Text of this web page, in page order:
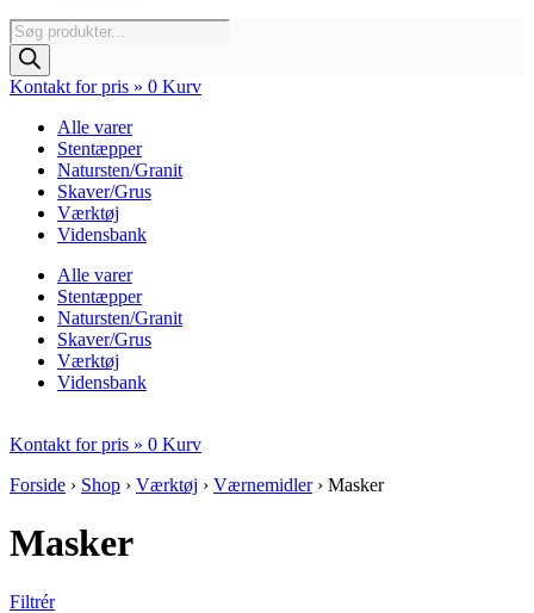
Products
search
Kontakt for pris » 0 Kurv
Alle varer
Stentæpper
Natursten/Granit
Skaver/Grus
Værktøj
Vidensbank
Alle varer
Stentæpper
Natursten/Granit
Skaver/Grus
Værktøj
Vidensbank
Kontakt for pris » 0 Kurv
Forside › Shop › Værktøj › Værnemidler› Masker
Masker
Filtrér